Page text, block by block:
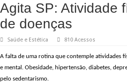
2ª Reunião Ordinária do
Jornada do Patrimônio 2026
12 plataformas de apoio à
Agita SP: Atividade
de doenças
Saúde e Estética 810 Acessos
A falta de uma rotina que contemple atividades
e mental. Obesidade, hipertensão, diabetes,
pelo sedentarismo.